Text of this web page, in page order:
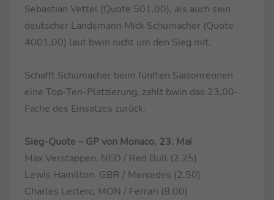
Sebastian Vettel (Quote 501,00), als auch sein
deutscher Landsmann Mick Schumacher (Quote
4001,00) laut bwin nicht um den Sieg mit.
Schafft Schumacher beim fünften Saisonrennen
eine Top-Ten-Platzierung, zahlt bwin das 23,00-
Fache des Einsatzes zurück.
Sieg-Quote – GP von Monaco, 23. Mai
Max Verstappen, NED / Red Bull (2.25)
Lewis Hamilton, GBR / Mercedes (2.50)
Charles Leclerc, MON / Ferrari (8.00)